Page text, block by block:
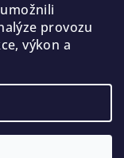
provozu
výkon a